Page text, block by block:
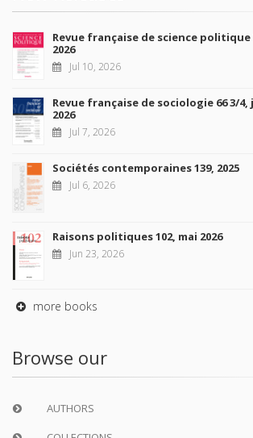
Revue française de science politique
2026
Jul 10, 2026
Revue française de sociologie 66 3/
2026
Jul 7, 2026
Sociétés contemporaines 139, 2025
Jul 6, 2026
Raisons politiques 102, mai 2026
Jun 23, 2026
more books
Browse our
AUTHORS